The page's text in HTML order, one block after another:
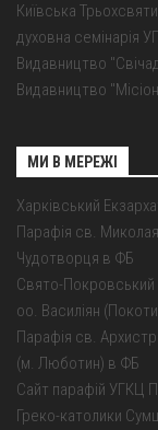
Київська
духовна семінарія
Видавництво
Видавництво
МИ В МЕРЕЖІ
Харківський
Парафія св. Миколая
Чудотворця в ФБ
Свято-
оо. Василіян
Парафія св.
(м. Люботин) в ФБ
Сайт парафій УГКЦ
Греко-католики